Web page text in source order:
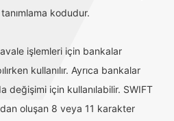
kodudur.
işlemleri için bankalar
kullanılır. Ayrıca bankalar
değişimi için kullanılabilir. SWIFT
oluşan 8 veya 11 karakter